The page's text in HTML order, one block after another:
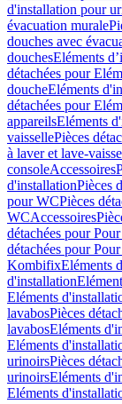
d'installation pour
évacuation murale
douches avec
douchesEléments
détachées pour
doucheEléments
détachées pour
appareilsEléments
vaissellePièces
à laver et lave-
consoleAccessoires
d'installationPièces
pour WCPièces
WCAccessoires
détachées pour
détachées pour
KombifixEléments
d'installation
Eléments
lavabosPièces
lavabosEléments
Eléments
urinoirsPièces
urinoirsEléments
Eléments